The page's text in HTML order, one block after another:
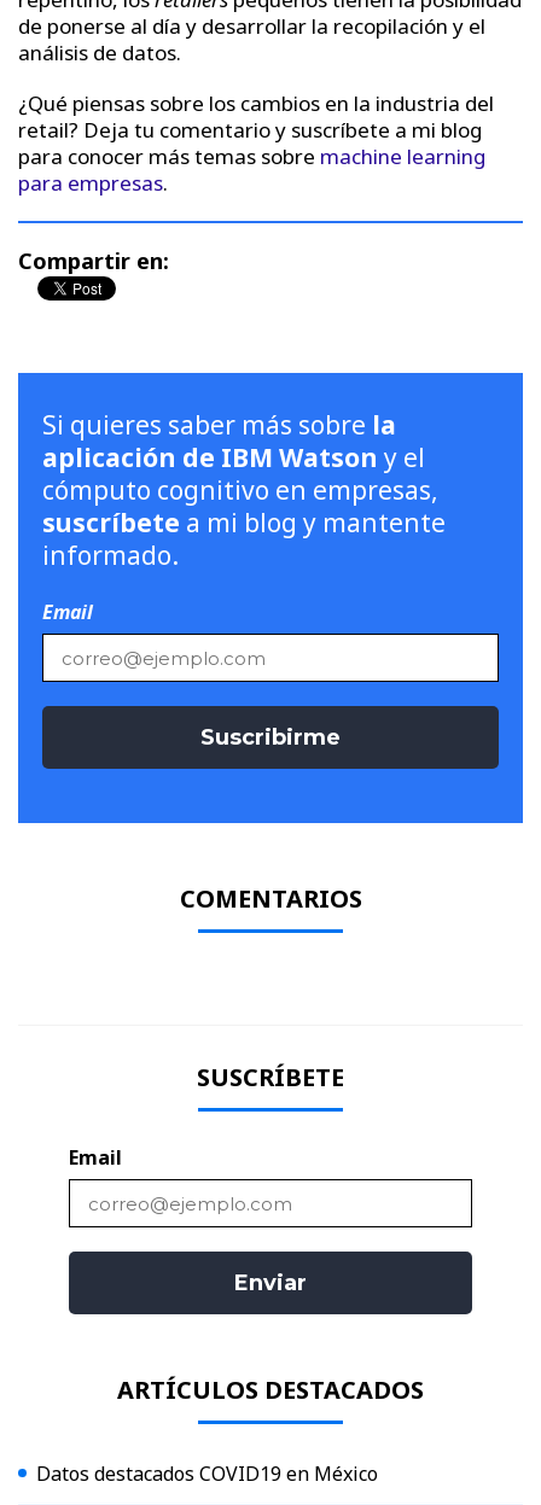
de ponerse al día y desarrollar la recopilación y el
análisis de datos.
¿Qué piensas sobre los cambios en la industria del
retail? Deja tu comentario y suscríbete a mi blog
para conocer más temas sobre machine learning
para empresas.
Compartir en:
Si quieres saber más sobre la
aplicación de IBM Watson y el
cómputo cognitivo en empresas,
suscríbete a mi blog y mantente
informado.
Email
COMENTARIOS
SUSCRÍBETE
Email
ARTÍCULOS DESTACADOS
Datos destacados COVID19 en México